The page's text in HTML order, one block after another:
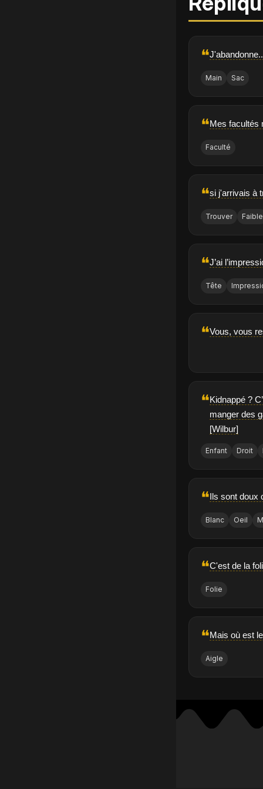
❝
Main Sac
❝Mes facultés
Faculté
❝si j'arrivais à
Trouver Faible
❝J’ai
Tête
❝Vous, vous
❝Kidnappé ?
manger des
[Wilbur]
Enfant Droit
❝Ils sont doux
Blanc Oeil
❝C'est de la
Folie
❝Mais où est
Aigle